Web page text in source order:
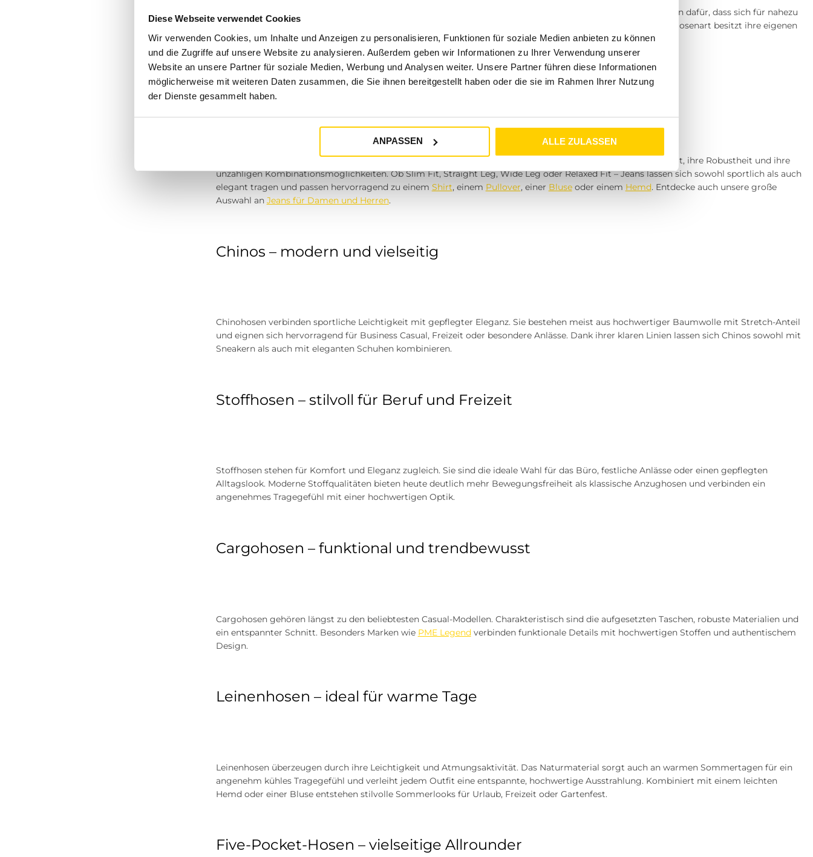
Diese Webseite verwendet Cookies
Wir verwenden Cookies, um Inhalte und Anzeigen zu personalisieren, Funktionen für soziale Medien anbieten zu können
und die Zugriffe auf unsere Website zu analysieren. Außerdem geben wir Informationen zu Ihrer Verwendung unserer
Website an unsere Partner für soziale Medien, Werbung und Analysen weiter. Unsere Partner führen diese Informationen
möglicherweise mit weiteren Daten zusammen, die Sie ihnen bereitgestellt haben oder die sie im Rahmen Ihrer Nutzung
der Dienste gesammelt haben.
ANPASSEN ALLE ZULASSEN
Die Auswahl an Hosen ist heute größer denn je. Unterschiedliche Materialien, Schnitte und Passformen sorgen dafür, dass sich für nahezu
jeden Anlass und jeden Figurtyp das passende Modell finden lässt. Ob sportlich, elegant oder modern – jede Hosenart besitzt ihre eigenen
Vorteile.
Jeans – der zeitlose Klassiker
Jeans gehören seit Jahrzehnten zu den beliebtesten Hosen überhaupt. Sie überzeugen durch ihre Vielseitigkeit, ihre Robustheit und ihre
unzähligen Kombinationsmöglichkeiten. Ob Slim Fit, Straight Leg, Wide Leg oder Relaxed Fit – Jeans lassen sich sowohl sportlich als auch
elegant tragen und passen hervorragend zu einem Shirt, einem Pullover, einer Bluseoder einem Hemd. Entdecke auch unsere große
Auswahl an Jeans für Damen und Herren.
Chinos – modern und vielseitig
Chinohosen verbinden sportliche Leichtigkeit mit gepflegter Eleganz. Sie bestehen meist aus hochwertiger Baumwolle mit Stretch-Anteil
und eignen sich hervorragend für Business Casual, Freizeit oder besondere Anlässe. Dank ihrer klaren Linien lassen sich Chinos sowohl mit
Sneakern als auch mit eleganten Schuhen kombinieren.
Stoffhosen – stilvoll für Beruf und Freizeit
Stoffhosen stehen für Komfort und Eleganz zugleich. Sie sind die ideale Wahl für das Büro, festliche Anlässe oder einen gepflegten
Alltagslook. Moderne Stoffqualitäten bieten heute deutlich mehr Bewegungsfreiheit als klassische Anzughosen und verbinden ein
angenehmes Tragegefühl mit einer hochwertigen Optik.
Cargohosen – funktional und trendbewusst
Cargohosen gehören längst zu den beliebtesten Casual-Modellen. Charakteristisch sind die aufgesetzten Taschen, robuste Materialien und
ein entspannter Schnitt. Besonders Marken wie PME Legendverbinden funktionale Details mit hochwertigen Stoffen und authentischem
Design.
Leinenhosen – ideal für warme Tage
Leinenhosen überzeugen durch ihre Leichtigkeit und Atmungsaktivität. Das Naturmaterial sorgt auch an warmen Sommertagen für ein
angenehm kühles Tragegefühl und verleiht jedem Outfit eine entspannte, hochwertige Ausstrahlung. Kombiniert mit einem leichten
Hemd oder einer Bluse entstehen stilvolle Sommerlooks für Urlaub, Freizeit oder Gartenfest.
Five-Pocket-Hosen – vielseitige Allrounder